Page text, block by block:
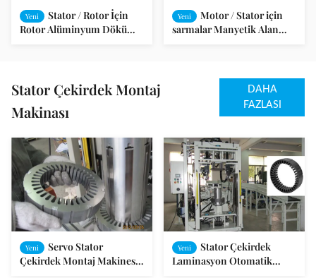
Yeni
Stator / Rotor İçin
Rotor Alüminyum Döküm
Yeni
Motor / Stator için
sarmalar Manyetik Alan
Stator Çekirdek Montaj
Makinası
DAHA
FAZLASI
Yeni
Servo Stator
Çekirdek Montaj Makinesi /
Yeni
Stator Çekirdek
Laminasyon Otomatik